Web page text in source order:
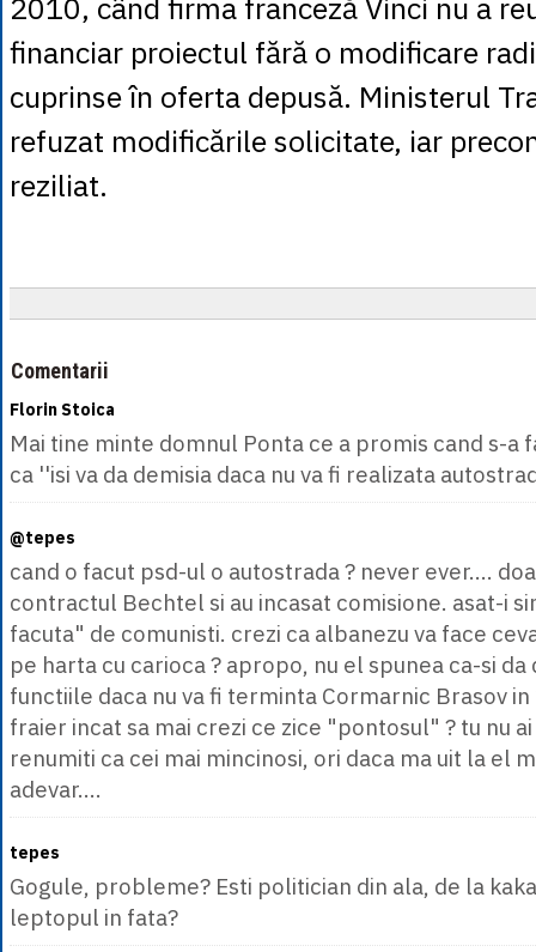
financiar proiectul fără o modificare
cuprinse în oferta depusă. Ministerul
refuzat modificările solicitate, iar
reziliat.
Comentarii
Florin Stoica
Mai tine minte domnul Ponta ce a promis cand s-a
ca ''isi va da demisia daca nu va fi realizata
@tepes
cand o facut psd-ul o autostrada ? never ever....
contractul Bechtel si au incasat comisione. asat-i
facuta" de comunisti. crezi ca albanezu va face
pe harta cu carioca ? apropo, nu el spunea ca-si
functiile daca nu va fi terminta Cormarnic Brasov
fraier incat sa mai crezi ce zice "pontosul" ? tu nu
renumiti ca cei mai mincinosi, ori daca ma uit la el
adevar....
tepes
Gogule, probleme? Esti politician din ala, de la
leptopul in fata?